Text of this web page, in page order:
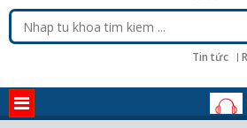
Tin tức